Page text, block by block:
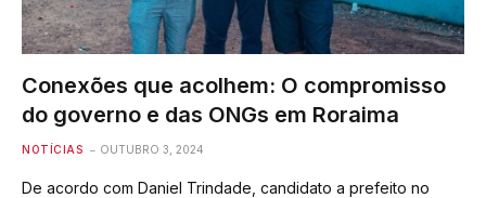
Conexões que acolhem: O compromisso
do governo e das ONGs em Roraima
NOTÍCIAS OUTUBRO 3, 2024
De acordo com Daniel Trindade, candidato a prefeito no